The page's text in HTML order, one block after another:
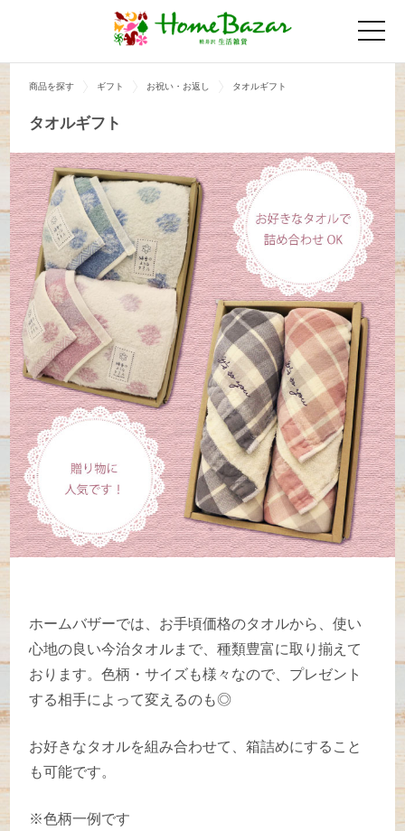
toggle
商品を探す ギフト お祝い・お返し タオルギフト
タオルギフト
ホームバザーでは、お手頃価格のタオルから、使い
心地の良い今治タオルまで、種類豊富に取り揃えて
おります。色柄・サイズも様々なので、プレゼント
する相手によって変えるのも◎
お好きなタオルを組み合わせて、箱詰めにすること
も可能です。
※色柄一例です